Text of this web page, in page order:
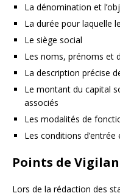
La dénomination et
La durée pour laquelle
Le siège social
Les noms, prénoms et
La description précise
Le montant du capital
associés
Les modalités de
Les conditions
Points de
Lors de la rédaction des